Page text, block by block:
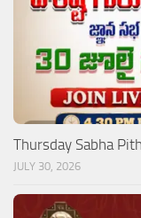
Thursday Sabha
JULY 30, 2026